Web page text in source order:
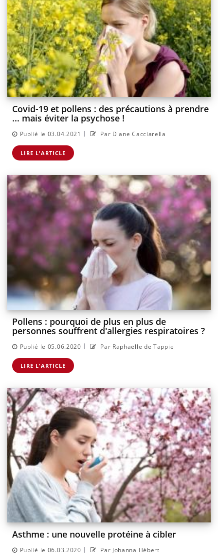
Covid-19 et pollens : des précautions à prendre
... mais éviter la psychose !
Publié le 03.04.2021 | Par Diane Cacciarella
LIRE L'ARTICLE
Pollens : pourquoi de plus en plus de
personnes souffrent d'allergies respiratoires ?
Publié le 05.06.2020 | Par Raphaëlle de Tappie
LIRE L'ARTICLE
Asthme : une nouvelle protéine à cibler
Publié le 06.03.2020 | Par Johanna Hébert